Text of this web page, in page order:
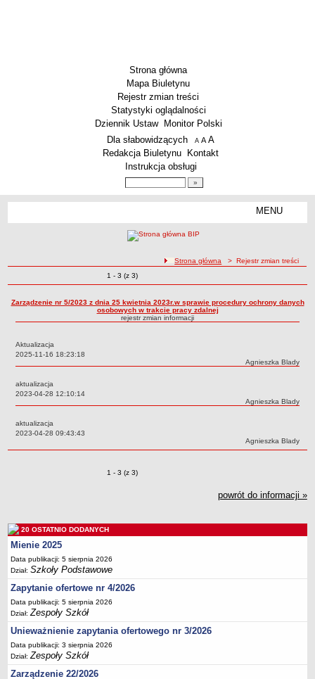
Strona główna
Mapa Biuletynu
Rejestr zmian treści
Statystyki oglądalności
Dziennik Ustaw
Monitor Polski
Menu dodatkowe
Dla słabowidzących A pomniejsz czcionkę
A standardowy rozmiar czcionki
A
Redakcja Biuletynu
Kontakt
Instrukcja obsługi
MENU
Techniczne Zakłady Naukowe
ARCHIWUM SZKÓŁ I PLACÓWEK
Przekształcone szkoły i placówki
Wielofunkcyjna Placówka
Specjalny Ośrodek nr 1
Specjalny Ośrodek nr 5
Godziny dyżurów
Ogłoszenie
Zarządzenia
Kontrole
Rejestry, ewidencje, archiwa
Sprawozdania
Deklaracja dostępności
PORADNIE PSYCHOLOGICZNO-PEDAGOGICZNE
Zespół Poradni
ścieżka nawigacji
Strona główna > Rejestr zmian treści
Zmiany o pozycjach
1 - 3 (z 3)
Zarządzenie nr 5/2023 z dnia 25 kwietnia 2023r.w sprawie procedury ochrony danych
osobowych w trakcie pracy zdalnej
rejestr zmian informacji
Aktualizacja
Data:
2025-11-16 18:23:18
Autor:
Agnieszka Blady
aktualizacja
Data:
2023-04-28 12:10:14
Autor:
Agnieszka Blady
aktualizacja
Data:
2023-04-28 09:43:43
Autor:
Agnieszka Blady
Zmiany o pozycjach
1 - 3 (z 3)
powrót do informacji »
20 OSTATNIO DODANYCH
Mienie 2025
Data publikacji: 5 sierpnia 2026
Dział:Szkoły Podstawowe
Zapytanie ofertowe nr 4/2026
Data publikacji: 5 sierpnia 2026
Dział:Zespoły Szkół
Unieważnienie zapytania ofertowego nr 3/2026
Data publikacji: 3 sierpnia 2026
Dział:Zespoły Szkół
Zarządzenie 22/2026